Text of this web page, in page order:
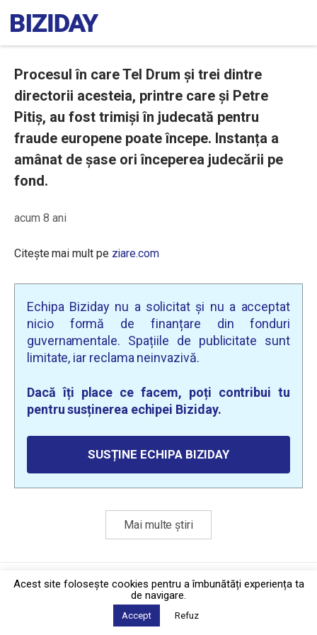
Procesul în care Tel Drum și trei dintre
directorii acesteia, printre care și Petre
Pitiș, au fost trimiși în judecată pentru
fraude europene poate începe. Instanța a
amânat de șase ori începerea judecării pe
fond.
acum 8 ani
Citește mai mult pe ziare.com
Echipa Biziday nu a solicitat și nu a acceptat
nicio formă de finanțare din fonduri
guvernamentale. Spațiile de publicitate sunt
limitate, iar reclama neinvazivă.
Dacă îți place ce facem, poți contribui tu
pentru susținerea echipei Biziday.
SUSȚINE ECHIPA BIZIDAY
Mai multe știri
Politica de confidențialitate·Contact
2026 © Biziday
Acest site foloseşte cookies pentru a îmbunătăți experiența ta
de navigare.
Accept Refuz